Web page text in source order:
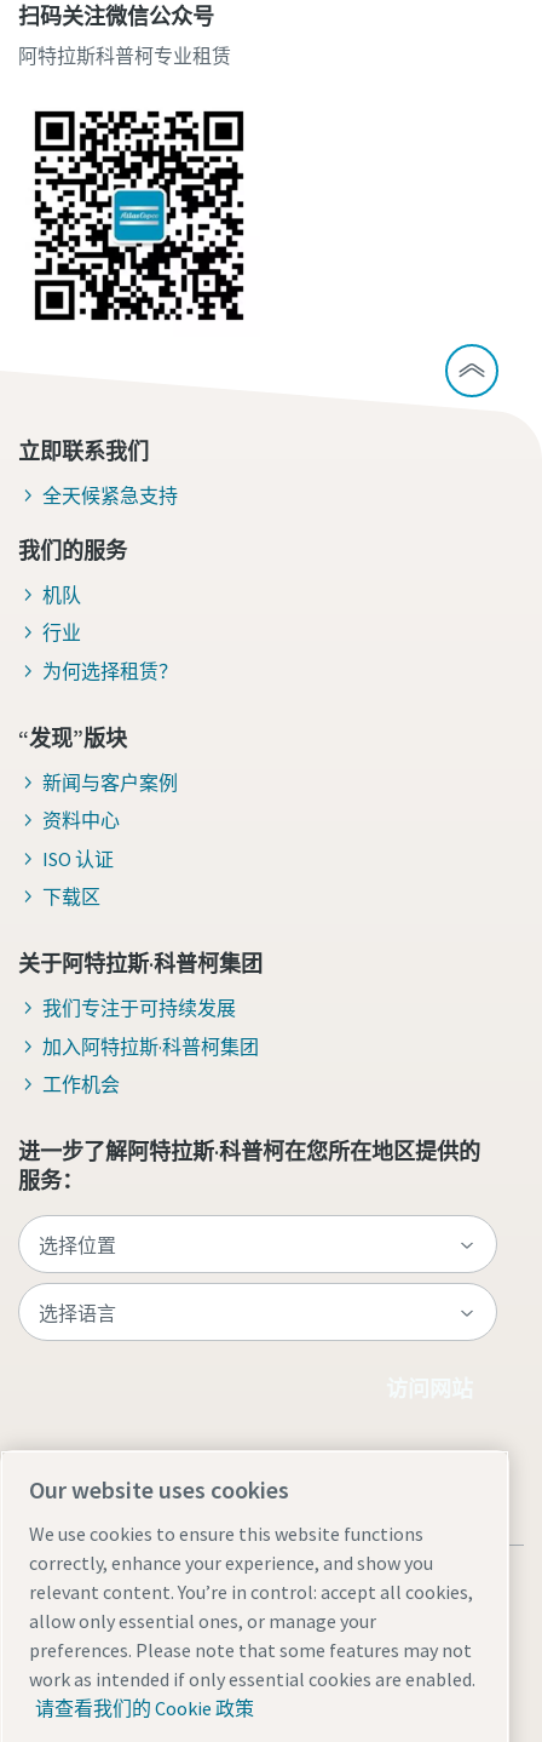
扫码关注微信公众号
阿特拉斯科普柯专业租赁
立即联系我们
全天候紧急支持
我们的服务
机队
行业
为何选择租赁？
“发现”版块
新闻与客户案例
资料中心
ISO 认证
下载区
关于阿特拉斯·科普柯集团
我们专注于可持续发展
加入阿特拉斯·科普柯集团
工作机会
进一步了解阿特拉斯·科普柯在您所在地区提供的
服务：
法律和隐私声明 Manage cookies 网站地图
沪ICP备15004877号-1沪公网安备 31010602005937号
Our website uses cookies
We use cookies to ensure this website functions
correctly, enhance your experience, and show you
relevant content. You’re in control: accept all cookies,
allow only essential ones, or manage your
preferences. Please note that some features may not
work as intended if only essential cookies are enabled.
请查看我们的 Cookie 政策